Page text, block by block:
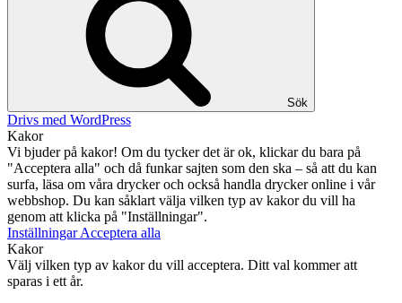
Sök
Drivs med WordPress
Kakor
Vi bjuder på kakor! Om du tycker det är ok, klickar du bara på
"Acceptera alla" och då funkar sajten som den ska – så att du kan
surfa, läsa om våra drycker och också handla drycker online i vår
webbshop. Du kan såklart välja vilken typ av kakor du vill ha
genom att klicka på "Inställningar".
InställningarAcceptera alla
Kakor
Välj vilken typ av kakor du vill acceptera. Ditt val kommer att
sparas i ett år.